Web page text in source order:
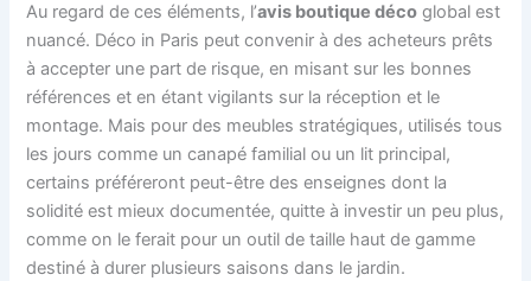
Au regard de ces éléments, l’avis boutique déco global est
nuancé. Déco in Paris peut convenir à des acheteurs prêts
à accepter une part de risque, en misant sur les bonnes
références et en étant vigilants sur la réception et le
montage. Mais pour des meubles stratégiques, utilisés tous
les jours comme un canapé familial ou un lit principal,
certains préféreront peut-être des enseignes dont la
solidité est mieux documentée, quitte à investir un peu plus,
comme on le ferait pour un outil de taille haut de gamme
destiné à durer plusieurs saisons dans le jardin.